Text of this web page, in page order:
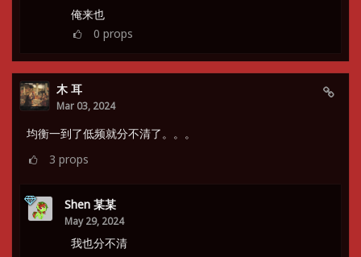
俺来也
0 props
木 耳
Mar 03, 2024
均衡一到了低频就分不清了。。。
3 props
Shen 某某
May 29, 2024
我也分不清